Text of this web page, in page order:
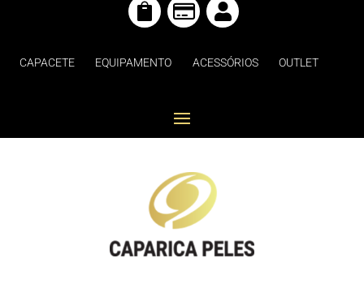
  
CAPACETE EQUIPAMENTO ACESSÓRIOS OUTLET